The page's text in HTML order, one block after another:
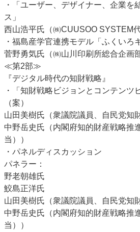
会社案内
購読・購入申し込み
お問い合わせ
・「ユーザー、デザイナー、企業を
ス」
西山浩平氏（㈱CUUSOO SYSTEM
・福島産学官連携モデル「ふくいろ
菅野勇気氏（㈱山川印刷所総合企画
≪第2部≫
『デジタル時代の知財戦略』
・「知財戦略ビジョンとコンテンツ
（案）
山田美樹氏（衆議院議員、自民党知
中野岳史氏（内閣府知的財産戦略推
当））
・パネルディスカッション
パネラー：
野老朝雄氏
鮫島正洋氏
山田美樹氏（衆議院議員、自民党知
中野岳史氏（内閣府知的財産戦略推
当））